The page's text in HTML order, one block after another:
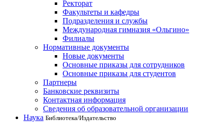
Ректорат
Факультеты и кафедры
Подразделения и службы
Международная гимназия «Ольгино»
Филиалы
Нормативные документы
Новые документы
Основные приказы для сотрудников
Основные приказы для студентов
Партнеры
Банковские реквизиты
Контактная информация
Сведения об образовательной организации
Наука Библиотека/Издательство